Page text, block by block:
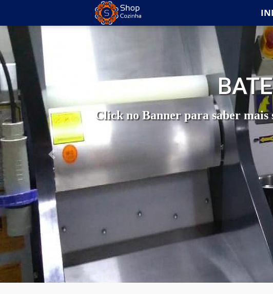
Click no Banner para saber
Anterior